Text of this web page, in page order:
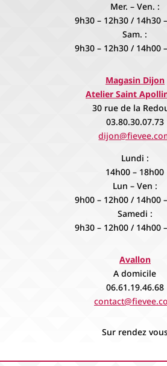
Mer. – Ven. :
9h30 – 12h30 / 14h30
Sam. :
9h30 – 12h30 / 14h00
Magasin Dijon
Atelier Saint
30 rue de la
03.80.30.07.73
Lundi :
14h00 – 18h00
Lun – Ven :
9h00 – 12h00 / 14h00
Samedi :
9h30 – 12h00 / 14h00
Avallon
A domicile
06.61.19.46.68
Sur rendez